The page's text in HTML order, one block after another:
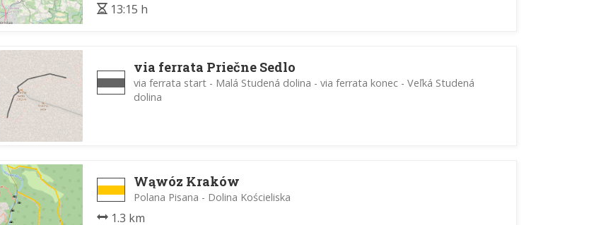
13:15 h
via ferrata Priečne Sedlo
via ferrata start - Malá Studená dolina - via ferrata konec - Veľká Studená
dolina
Wąwóz Kraków
Polana Pisana - Dolina Kościeliska
1.3 km